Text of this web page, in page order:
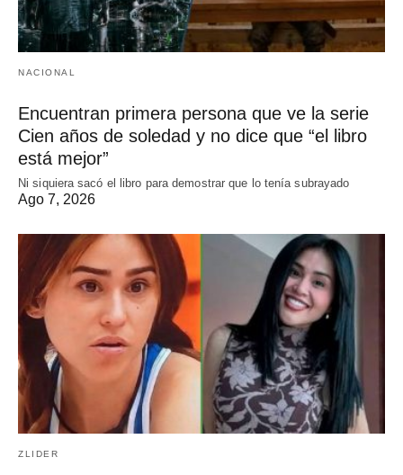
NACIONAL
Encuentran primera persona que ve la serie
Cien años de soledad y no dice que “el libro
está mejor”
Ni siquiera sacó el libro para demostrar que lo tenía subrayado
Ago 7, 2026
ZLIDER